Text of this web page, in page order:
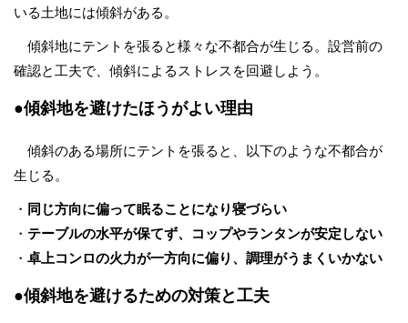
いる土地には傾斜がある。
傾斜地にテントを張ると様々な不都合が生じる。設営前の
確認と工夫で、傾斜によるストレスを回避しよう。
●傾斜地を避けたほうがよい理由
傾斜のある場所にテントを張ると、以下のような不都合が
生じる。
・ 同じ方向に偏って眠ることになり寝づらい
・ テーブルの水平が保てず、コップやランタンが安定しない
・ 卓上コンロの火力が一方向に偏り、調理がうまくいかない
●傾斜地を避けるための対策と工夫